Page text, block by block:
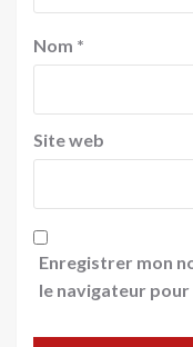
Nom *
Site web
Enregistrer mon
le navigateur